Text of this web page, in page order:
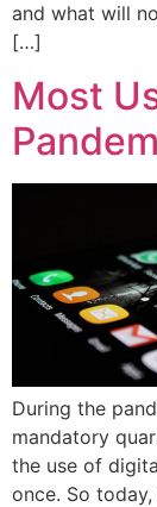
and what will
[…]
Most
During the
mandatory
the use of
once. So